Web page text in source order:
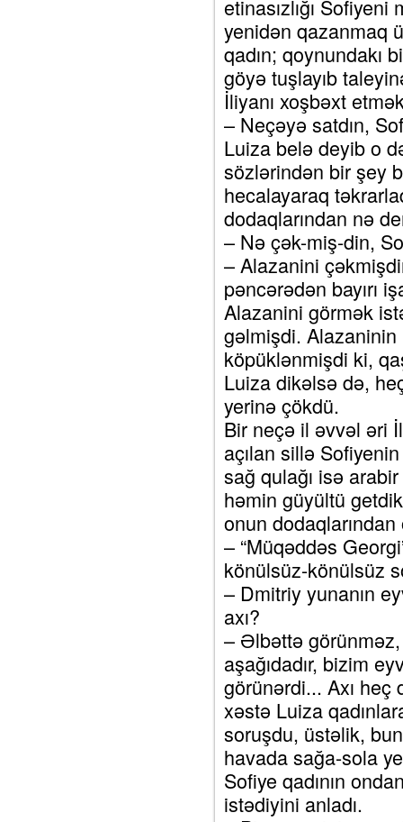
etinasızlığı
yenidən qazanmaq
qadın; qoynundakı
göyə tuşlayıb
İliyanı xoşbəxt
– Neçəyə satdın,
Luiza belə deyib o
sözlərindən bir şey
hecalayaraq
dodaqlarından nə
– Nə çək-miş-din,
– Alazanini
pəncərədən bayırı
Alazanini görmək
gəlmişdi.
köpüklənmişdi ki,
Luiza dikəlsə də,
yerinə çökdü.
Bir neçə il əvvəl əri
açılan sillə Sofiyenin
sağ qulağı isə
həmin güyültü
onun dodaqlarından
– “Müqəddəs
könülsüz-könülsüz
– Dmitriy yunanın
axı?
– Əlbəttə
aşağıdadır, bizim
görünərdi... Axı heç
xəstə Luiza
soruşdu, üstəlik,
havada sağa-sola
Sofiye qadının
istədiyini anladı.